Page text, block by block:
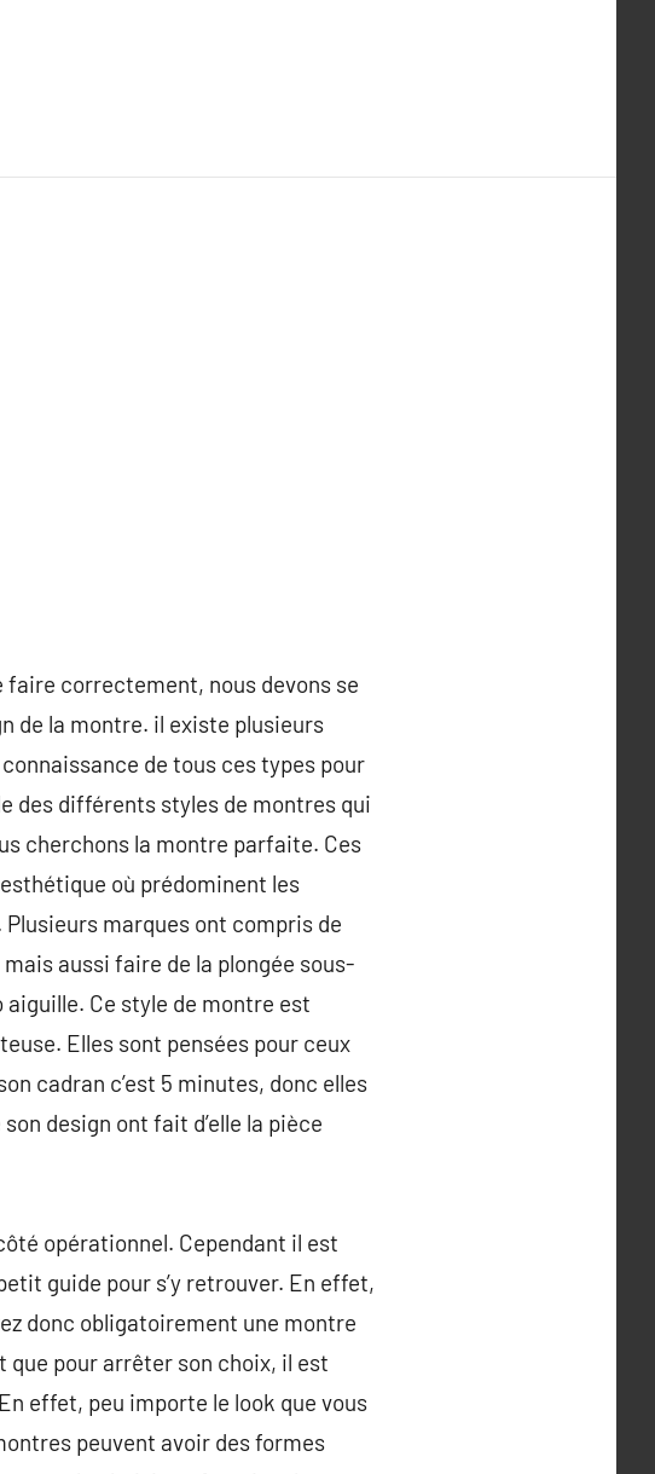
correctement, nous devons se
de la montre. il existe plusieurs
de tous ces types pour
des différents styles de montres qui
cherchons la montre parfaite. Ces
où prédominent les
marques ont compris de
aussi faire de la plongée sous-
Ce style de montre est
Elles sont pensées pour ceux
cadran c’est 5 minutes, donc elles
design ont fait d’elle la pièce
opérationnel. Cependant il est
guide pour s’y retrouver. En effet,
donc obligatoirement une montre
pour arrêter son choix, il est
effet, peu importe le look que vous
peuvent avoir des formes